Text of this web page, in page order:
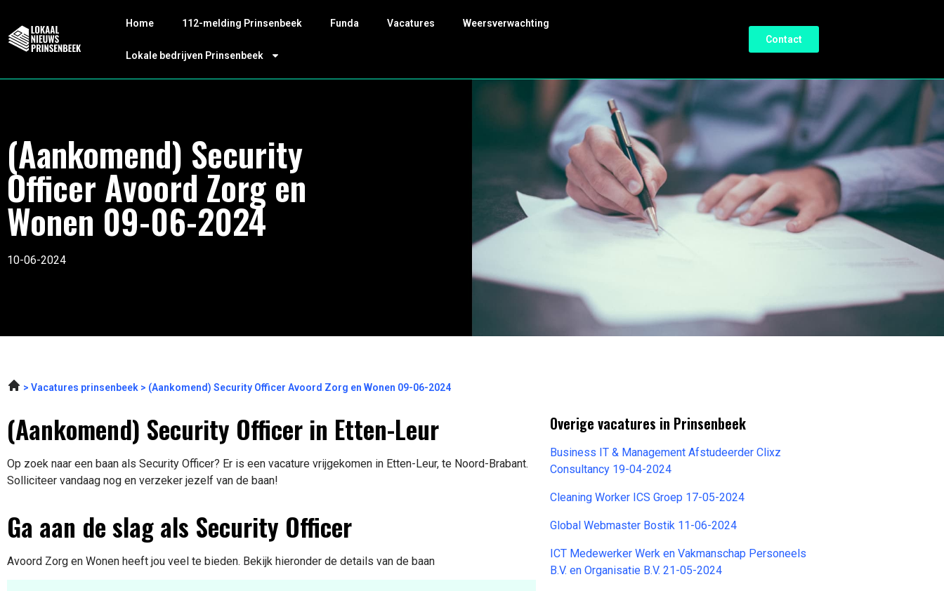
Home 112-melding Prinsenbeek Funda Vacatures Weersverwachting
Lokale bedrijven Prinsenbeek
Contact
(Aankomend) Security
Officer Avoord Zorg en
Wonen 09-06-2024
10-06-2024
Vacatures prinsenbeek (Aankomend) Security Officer Avoord Zorg en Wonen 09-06-2024
(Aankomend) Security Officer in Etten-Leur
Op zoek naar een baan als Security Officer? Er is een vacature vrijgekomen in Etten-Leur, te Noord-Brabant.
Solliciteer vandaag nog en verzeker jezelf van de baan!
Ga aan de slag als Security Officer
Avoord Zorg en Wonen heeft jou veel te bieden. Bekijk hieronder de details van de baan
Overige vacatures in Prinsenbeek
Business IT & Management Afstudeerder Clixz
Consultancy 19-04-2024
Cleaning Worker ICS Groep 17-05-2024
Global Webmaster Bostik 11-06-2024
ICT Medewerker Werk en Vakmanschap Personeels
B.V. en Organisatie B.V. 21-05-2024